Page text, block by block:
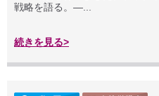
戦略を語る。―...
続きを見る>